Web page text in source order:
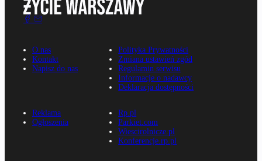
O nas
Kontakt
Napisz do nas
Polityka Prywatności
Zmiana ustawień zgód
Regulamin serwisu
Informacje o nadawcy
Deklaracja dostępności
Reklama
Ogłoszenia
Rp.pl
Parkiet.com
Wiescirolnicze.pl
Konferencje.rp.pl